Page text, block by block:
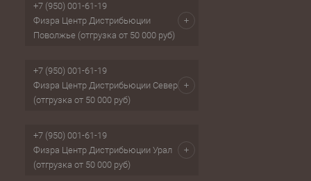
+7 (950) 001-61-19
Физра Центр Дистрибьюции
Поволжье (отгрузка от 50 000 руб)
+7 (950) 001-61-19
Физра Центр Дистрибьюции Север
(отгрузка от 50 000 руб)
+7 (950) 001-61-19
Физра Центр Дистрибьюции Урал
(отгрузка от 50 000 руб)